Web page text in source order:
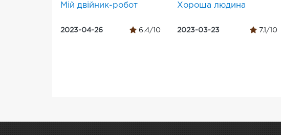
Мій двійник-робот
2023-04-26 6.4/10
Хороша людина
2023-03-23 7.1/10